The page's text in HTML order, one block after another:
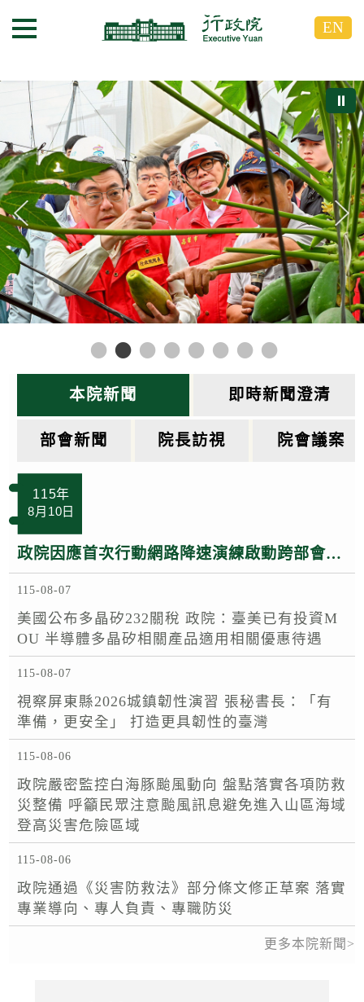
到
塊
G
o
T
o
C
e
n
t
e
r
b
l
到
塊
選單按鈕 EN
⏸
本院新聞 即時新聞澄清
部會新聞 院長訪視 院會議案
115年
8月10日
政院因應首次行動網路降速演練啟動跨部會應變中心 季連成政委：即時掌握狀況 確保民眾服務及政府運作順暢
115-08-07
美國公布多晶矽232關稅 政院：臺美已有投資M
OU 半導體多晶矽相關產品適用相關優惠待遇
115-08-07
視察屏東縣2026城鎮韌性演習 張秘書長：「有
準備，更安全」 打造更具韌性的臺灣
115-08-06
政院嚴密監控白海豚颱風動向 盤點落實各項防救
災整備 呼籲民眾注意颱風訊息避免進入山區海域
登高災害危險區域
115-08-06
政院通過《災害防救法》部分條文修正草案 落實
專業導向、專人負責、專職防災
更多本院新聞